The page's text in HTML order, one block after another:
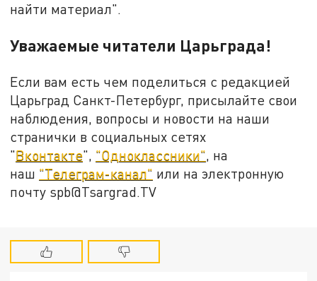
найти материал".
Уважаемые читатели Царьграда!
Если вам есть чем поделиться с редакцией
Царьград Санкт-Петербург, присылайте свои
наблюдения, вопросы и новости на наши
странички в социальных сетях
"Вконтакте", "Одноклассники", на
наш "Телеграм-канал" или на электронную
почту spb@Tsargrad.TV